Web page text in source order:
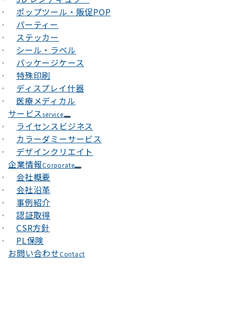
ポップツール・販促POP
パーティー
ステッカー
シール・ラベル
パッケージケース
特殊印刷
ディスプレイ什器
医療メディカル
サービスservice
ライセンスビジネス
カラーダミーサービス
デザインクリエイト
企業情報Corporate
会社概要
会社沿革
事例紹介
認証取得
CSR方針
PL保険
お問い合わせContact